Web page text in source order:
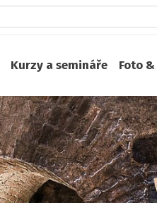
Kurzy a semináře Foto